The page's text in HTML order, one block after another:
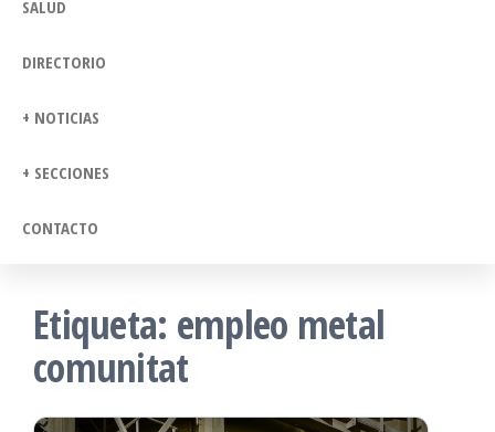
SALUD
DIRECTORIO
+ NOTICIAS
+ SECCIONES
CONTACTO
Etiqueta: empleo metal
comunitat